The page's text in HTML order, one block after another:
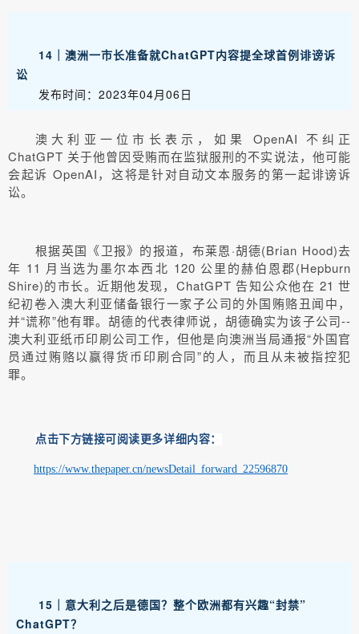
14｜澳洲一市长准备就ChatGPT内容提全球首例诽谤诉
讼
发布时间：2023年04月06日
澳大利亚一位市长表示，如果 OpenAI 不纠正
ChatGPT 关于他曾因受贿而在监狱服刑的不实说法，他可能
会起诉 OpenAI，这将是针对自动文本服务的第一起诽谤诉
讼。
根据英国《卫报》的报道，布莱恩·胡德(Brian Hood)去
年 11 月当选为墨尔本西北 120 公里的赫伯恩郡(Hepburn
Shire)的市长。近期他发现，ChatGPT 告知公众他在 21 世
纪初卷入澳大利亚储备银行一家子公司的外国贿赂丑闻中，
并“谎称”他有罪。胡德的代表律师说，胡德确实为该子公司--
澳大利亚纸币印刷公司工作，但他是向澳洲当局通报“外国官
员通过贿赂以赢得货币印刷合同”的人，而且从未被指控犯
罪。
点击下方链接可阅读更多详细内容：
https://www.thepaper.cn/newsDetail_forward_22596870
15｜意大利之后是德国？整个欧洲都有兴趣“封禁”
ChatGPT？